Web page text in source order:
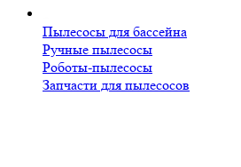
Пылесосы для бассейна
Ручные пылесосы
Роботы-пылесосы
Запчасти для пылесосов